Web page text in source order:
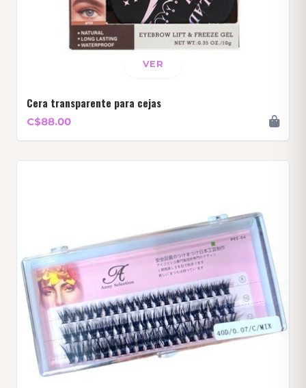
VER
Cera transparente para cejas
C$88.00